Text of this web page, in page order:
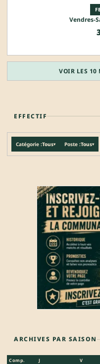
Vendres-
VOIR LES 10
EFFECTIF
Catégorie :Tous▾ Poste :Tous▾
ARCHIVES PAR SAISON
Comp. J V